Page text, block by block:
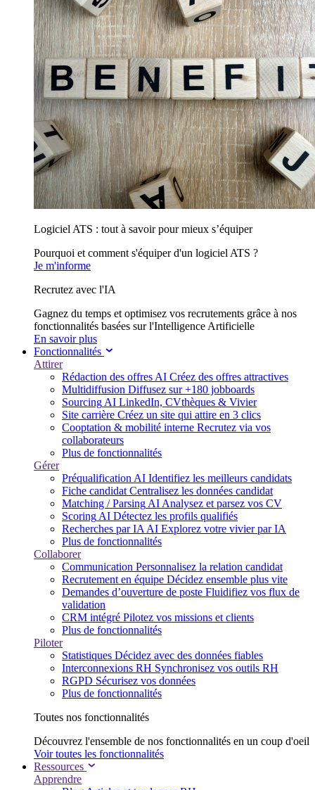
Logiciel ATS : tout à savoir pour mieux s’équiper
Pourquoi et comment s'équiper d'un logiciel ATS ?
Je m'informe
Recrutez avec l'IA
Gagnez du temps et optimisez vos recrutements grâce à nos
fonctionnalités basées sur l'Intelligence Artificielle
En savoir plus
Fonctionnalités
Attirer
Rédaction des offres AI Créez des offres attractives
Multidiffusion Diffusez sur +180 jobboards
Sourcing AI LinkedIn, CVthèques & Vivier
Site carrière Créez un site qui attire en 3 clics
Cooptation & mobilité interne Recrutez via vos
collaborateurs
Plus de fonctionnalités
Gérer
Préqualification AI Identifiez les meilleurs candidats
Fiche candidat Centralisez les données candidat
Matching / Parsing AI Analysez et parsez vos CV
Scoring AI Détectez les profils qualifiés
Recherches par IA AI Explorez votre vivier par IA
Plus de fonctionnalités
Collaborer
Communication Personnalisez la relation candidat
Recrutement en équipe Décidez ensemble plus vite
Demandes d’ouverture de poste Fluidifiez vos flux de
validation
CRM intégré Pilotez vos missions et clients
Plus de fonctionnalités
Piloter
Statistiques Décidez avec des données fiables
Interconnexions RH Synchronisez vos outils RH
RGPD Sécurisez vos données
Plus de fonctionnalités
Toutes nos fonctionnalités
Découvrez l'ensemble de nos fonctionnalités en un coup d'oeil
Voir toutes les fonctionnalités
Ressources
Apprendre